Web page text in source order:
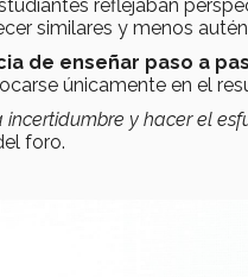
reflejaban
similares y menos
de enseñar paso a
únicamente en el
incertidumbre y hacer el
foro.